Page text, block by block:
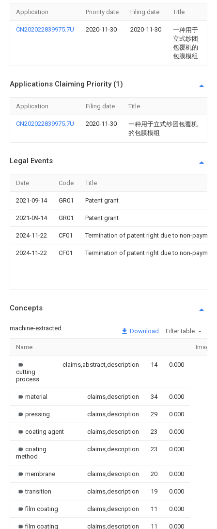
Application Priority date Filing date Title
CN202022839975.7U 2020-11-30 2020-11-30
一种用于
立式纱团
包覆机的
包膜模组
Applications Claiming Priority (1)
Application Filing date Title
CN202022839975.7U 2020-11-30
一种用于立式纱团包覆机
的包膜模组
Legal Events
Date Code Title
2021-09-14 GR01 Patent grant
2021-09-14 GR01 Patent grant
2024-11-22 CF01 Termination of patent right due to non-
2024-11-22 CF01 Termination of patent right due to non-
Concepts
machine-extracted Download Filter table
Name Image
cutting
process
claims,abstract,description 14 0.000
material claims,description 34 0.000
pressing claims,description 29 0.000
coating agent claims,description 23 0.000
coating
method
claims,description 23 0.000
membrane claims,description 20 0.000
transition claims,description 19 0.000
film coating claims,description 11 0.000
film coating claims,description 11 0.000